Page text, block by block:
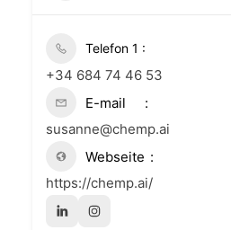
+34 684 74 46 53
E-mail
susanne@chemp.ai
Webseite
https://chemp.ai/